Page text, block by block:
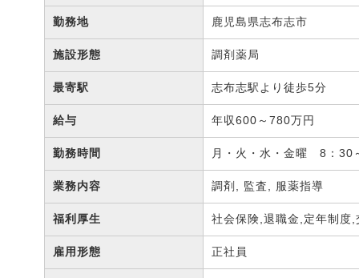
勤務地 鹿児島県志布志市
施設形態 調剤薬局
最寄駅 志布志駅より徒歩5分
給与 年収600～780万円
勤務時間 月・火・水・金曜 8：
業務内容 調剤, 監査, 服薬指導
福利厚生 社会保険,退職金,定年制度
雇用形態 正社員